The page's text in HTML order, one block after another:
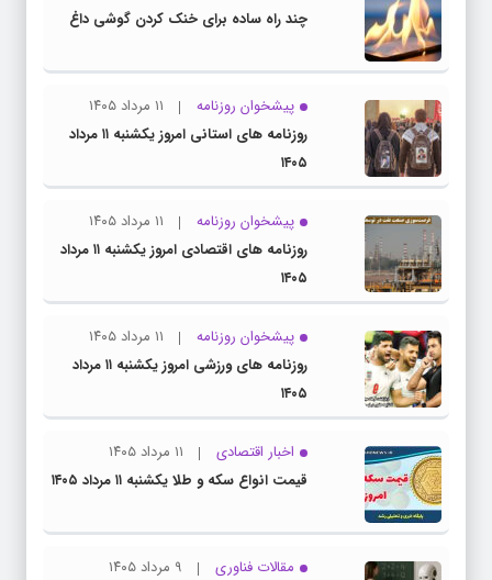
چند راه‌ ساده برای خنک کردن گوشی داغ
پیشخوان روزنامه
۱۱ مرداد ۱۴۰۵
روزنامه های استانی امروز یکشنبه ۱۱ مرداد
۱۴۰۵
پیشخوان روزنامه
۱۱ مرداد ۱۴۰۵
روزنامه های اقتصادی امروز یکشنبه ۱۱ مرداد
۱۴۰۵
پیشخوان روزنامه
۱۱ مرداد ۱۴۰۵
روزنامه های ورزشی امروز یکشنبه ۱۱ مرداد
۱۴۰۵
اخبار اقتصادی
۱۱ مرداد ۱۴۰۵
قیمت انواع سکه و طلا یکشنبه ۱۱ مرداد ۱۴۰۵
مقالات فناوری
۹ مرداد ۱۴۰۵